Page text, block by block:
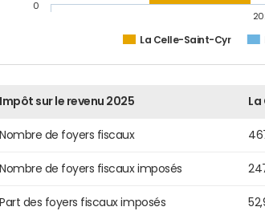
La Celle-Saint-Cyr
0
Impôt sur le revenu 2025
Nombre de foyers fiscaux
Nombre de foyers fiscaux imposés
Part des foyers fiscaux imposés